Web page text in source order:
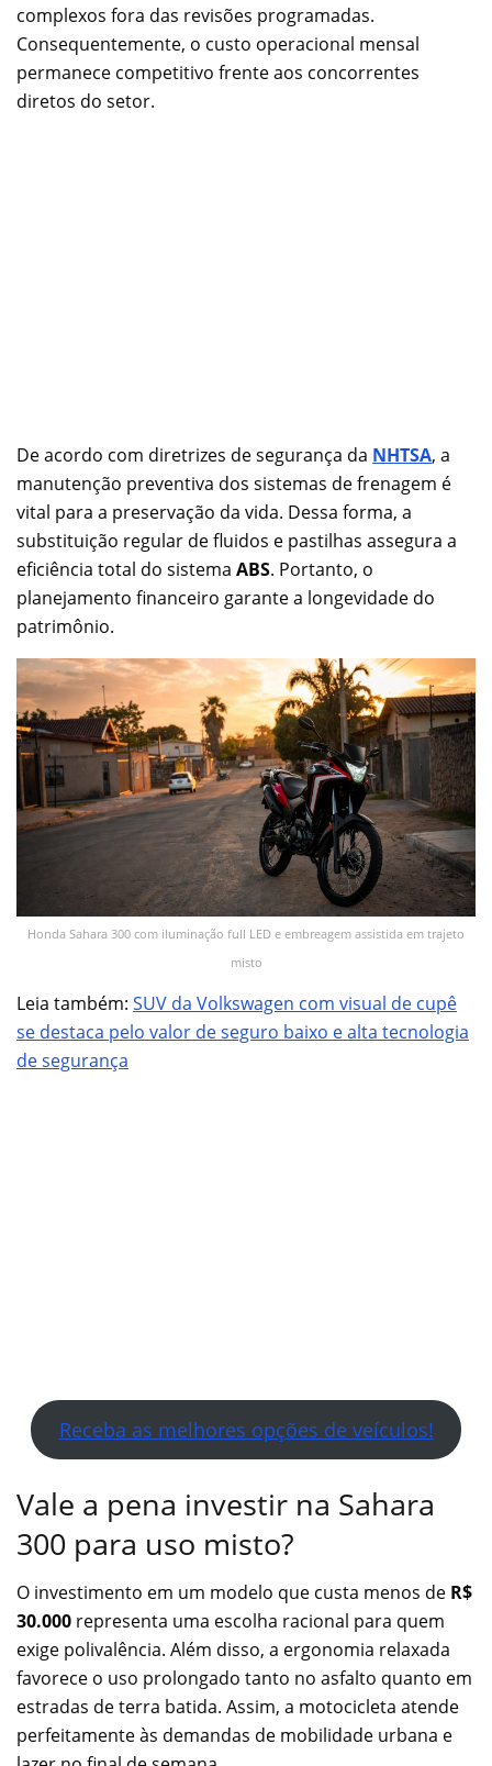
complexos fora das revisões programadas.
Consequentemente, o custo operacional mensal
permanece competitivo frente aos concorrentes
diretos do setor.
De acordo com diretrizes de segurança da NHTSA, a
manutenção preventiva dos sistemas de frenagem é
vital para a preservação da vida. Dessa forma, a
substituição regular de fluidos e pastilhas assegura a
eficiência total do sistema ABS. Portanto, o
planejamento financeiro garante a longevidade do
patrimônio.
Honda Sahara 300 com iluminação full LED e embreagem assistida em trajeto
misto
Leia também: SUV da Volkswagen com visual de cupê
se destaca pelo valor de seguro baixo e alta tecnologia
de segurança
Receba as melhores opções de veículos!
Vale a pena investir na Sahara
300 para uso misto?
O investimento em um modelo que custa menos de R$
30.000 representa uma escolha racional para quem
exige polivalência. Além disso, a ergonomia relaxada
favorece o uso prolongado tanto no asfalto quanto em
estradas de terra batida. Assim, a motocicleta atende
perfeitamente às demandas de mobilidade urbana e